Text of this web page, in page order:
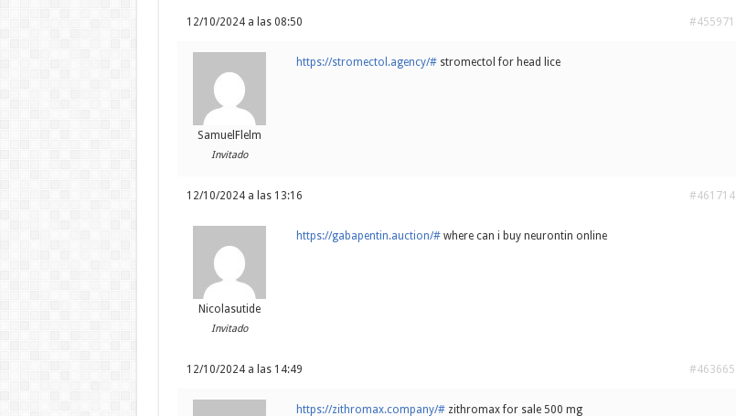
12/10/2024 a las 08:50 #455971
SamuelFlelm
Invitado
https://stromectol.agency/#stromectol for head lice
12/10/2024 a las 13:16 #461714
Nicolasutide
Invitado
https://gabapentin.auction/#where can i buy neurontin online
12/10/2024 a las 14:49 #463665
https://zithromax.company/#zithromax for sale 500 mg